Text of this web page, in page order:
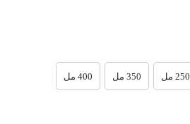
250 مل 350 مل 400 مل